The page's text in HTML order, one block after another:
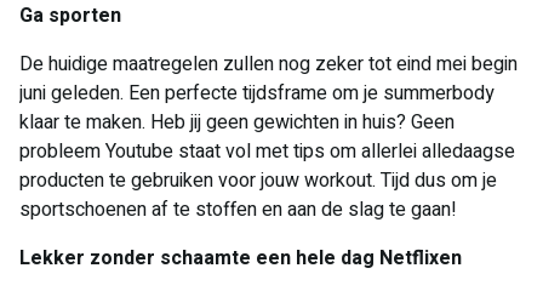
Ga sporten
De huidige maatregelen zullen nog zeker tot eind mei begin
juni geleden. Een perfecte tijdsframe om je summerbody
klaar te maken. Heb jij geen gewichten in huis? Geen
probleem Youtube staat vol met tips om allerlei alledaagse
producten te gebruiken voor jouw workout. Tijd dus om je
sportschoenen af te stoffen en aan de slag te gaan!
Lekker zonder schaamte een hele dag Netflixen